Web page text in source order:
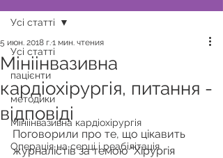
Усі статті
пацієнти
методики
Мініінвазивна кардіохірургія
Операція на серці і реабілітація
Усі статті
Мініінвазивна
кардіохірургія, питання -
відповіді
5 июн. 2018 г.1 мин. чтения
Поговорили про те, що цікавить
журналістів за темою "Хірургія